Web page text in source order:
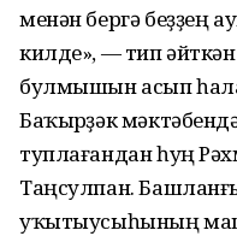
менән бергә беҙҙең
килде», — тип әйткән
булмышын асып
Баҡырүҙәк
туплағандан һуң
Таңсулпан.
уҡытыусыһының